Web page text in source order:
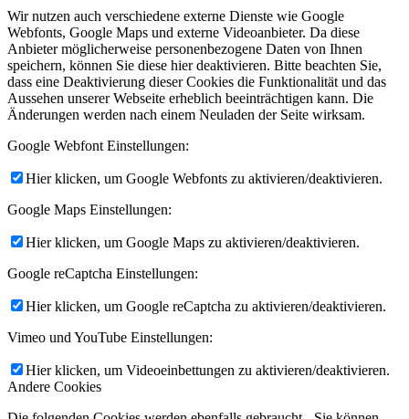
Wir nutzen auch verschiedene externe Dienste wie Google
Webfonts, Google Maps und externe Videoanbieter. Da diese
Anbieter möglicherweise personenbezogene Daten von Ihnen
speichern, können Sie diese hier deaktivieren. Bitte beachten Sie,
dass eine Deaktivierung dieser Cookies die Funktionalität und das
Aussehen unserer Webseite erheblich beeinträchtigen kann. Die
Änderungen werden nach einem Neuladen der Seite wirksam.
Google Webfont Einstellungen:
Hier klicken, um Google Webfonts zu aktivieren/deaktivieren.
Google Maps Einstellungen:
Hier klicken, um Google Maps zu aktivieren/deaktivieren.
Google reCaptcha Einstellungen:
Hier klicken, um Google reCaptcha zu aktivieren/deaktivieren.
Vimeo und YouTube Einstellungen:
Hier klicken, um Videoeinbettungen zu aktivieren/deaktivieren.
Andere Cookies